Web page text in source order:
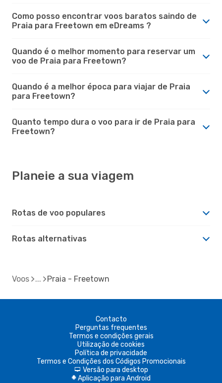
Como posso encontrar voos baratos saindo de
Praia para Freetown em eDreams ?
Quando é o melhor momento para reservar um
voo de Praia para Freetown?
Quando é a melhor época para viajar de Praia
para Freetown?
Quanto tempo dura o voo para ir de Praia para
Freetown?
Planeie a sua viagem
Rotas de voo populares
Rotas alternativas
Voos Praia - Freetown
Contacto
Perguntas frequentes
Termos e condições gerais
Utilização de cookies
Política de privacidade
Termos e Condições dos Códigos Promocionais
d Versão para desktop
A Aplicação para Android